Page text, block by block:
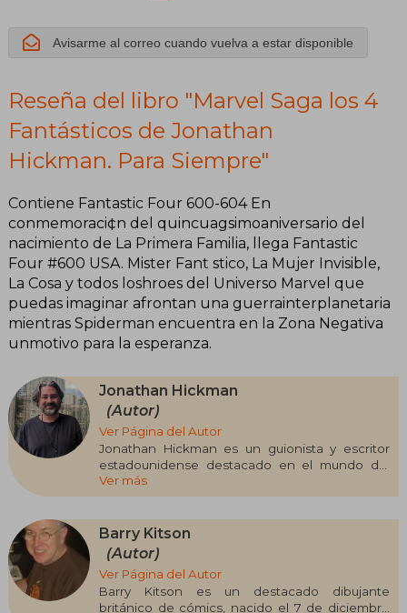
Avisarme al correo cuando vuelva a estar disponible
Reseña del libro "Marvel Saga los 4
Fantásticos de Jonathan
Hickman. Para Siempre"
Contiene Fantastic Four 600-604 En
conmemoraci¢n del quincuagsimoaniversario del
nacimiento de La Primera Familia, llega Fantastic
Four #600 USA. Mister Fant stico, La Mujer Invisible,
La Cosa y todos loshroes del Universo Marvel que
puedas imaginar afrontan una guerrainterplanetaria
mientras Spiderman encuentra en la Zona Negativa
unmotivo para la esperanza.
Jonathan Hickman
(Autor)
Ver Página del Autor
Jonathan Hickman es un guionista y escritor
estadounidense destacado en el mundo del
cómic, conocido por su narrativa compleja y
ambiciosa. Ha trabajado tanto en obras
Entre sus obras más aclamadas se encuentran
The Nightly News (2006), East of West (2013) y
Black Monday Murders (2016). En el ámbito de
las grandes editoriales, destacan sus etapas en
Fantastic Four (2009-2012) y House of X/Powers
Ver más
Barry Kitson
(Autor)
Ver Página del Autor
Barry Kitson es un destacado dibujante
británico de cómics, nacido el 7 de diciembre